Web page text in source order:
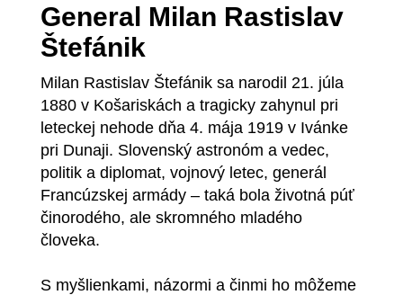
General Milan Rastislav
Štefánik
Milan Rastislav Štefánik sa narodil 21. júla
1880 v Košariskách a tragicky zahynul pri
leteckej nehode dňa 4. mája 1919 v Ivánke
pri Dunaji. Slovenský astronóm a vedec,
politik a diplomat, vojnový letec, generál
Francúzskej armády – taká bola životná púť
činorodého, ale skromného mladého
človeka.
S myšlienkami, názormi a činmi ho môžeme